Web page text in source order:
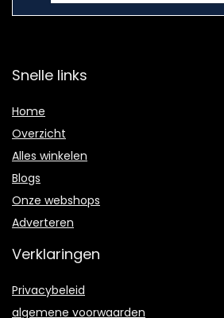
Snelle links
Home
Overzicht
Alles winkelen
Blogs
Onze webshops
Adverteren
Verklaringen
Privacybeleid
algemene voorwaarden